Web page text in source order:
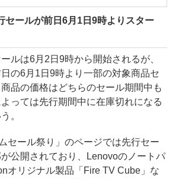
セールが前日6月1日9時よりスター
ルは6月2日9時から開始されるが、
の6月1日9時より一部の対象商品セ
品の価格はどちらのセール期間中も
っては先行期間中に在庫切れになる
。
セール祭り」のページでは先行セー
公開されており、Lenovoのノートパ
オリジナル製品「Fire TV Cube」な